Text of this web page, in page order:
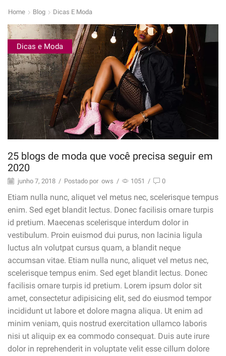
Home Blog Dicas E Moda
Dicas e Moda
25 blogs de moda que você precisa seguir em
2020
junho 7, 2018 / Postado por ows / 1051 / 0
Etiam nulla nunc, aliquet vel metus nec, scelerisque tempus
enim. Sed eget blandit lectus. Donec facilisis ornare turpis
id pretium. Maecenas scelerisque interdum dolor in
vestibulum. Proin euismod dui purus, non lacinia ligula
luctus aIn volutpat cursus quam, a blandit neque
accumsan vitae. Etiam nulla nunc, aliquet vel metus nec,
scelerisque tempus enim. Sed eget blandit lectus. Donec
facilisis ornare turpis id pretium. Lorem ipsum dolor sit
amet, consectetur adipisicing elit, sed do eiusmod tempor
incididunt ut labore et dolore magna aliqua. Ut enim ad
minim veniam, quis nostrud exercitation ullamco laboris
nisi ut aliquip ex ea commodo consequat. Duis aute irure
dolor in reprehenderit in voluptate velit esse cillum dolore